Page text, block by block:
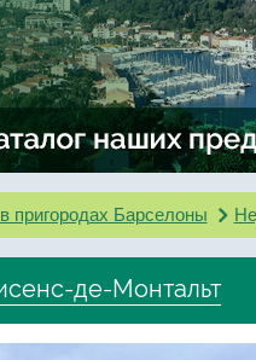
пригородах Барселоны
де-Монтальт